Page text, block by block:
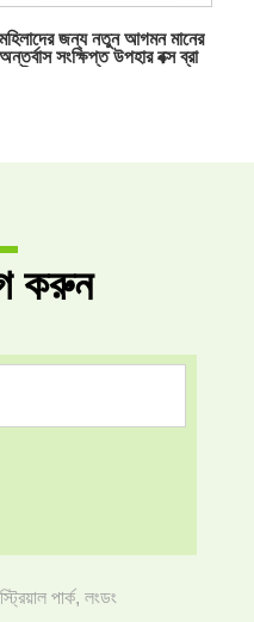
মহিলাদের জন্য নতুন আগমন মানের
অন্তর্বাস সংক্ষিপ্ত উপহার বক্স ব্রা
করুন
পার্ক, লংডং